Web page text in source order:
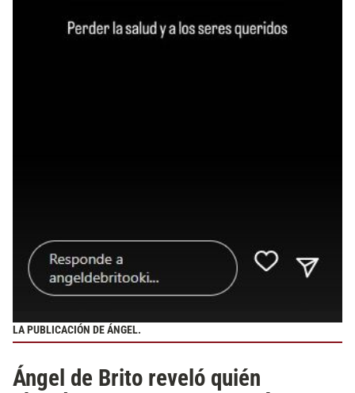
LA PUBLICACIÓN DE ÁNGEL.
Ángel de Brito reveló quién